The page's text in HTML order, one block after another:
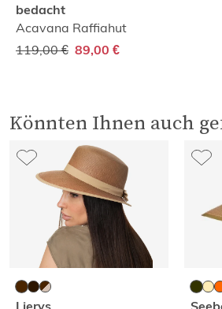
bedacht
Acavana Raffiahut
119,00 € 89,00 €
Könnten Ihnen auch
Lierys